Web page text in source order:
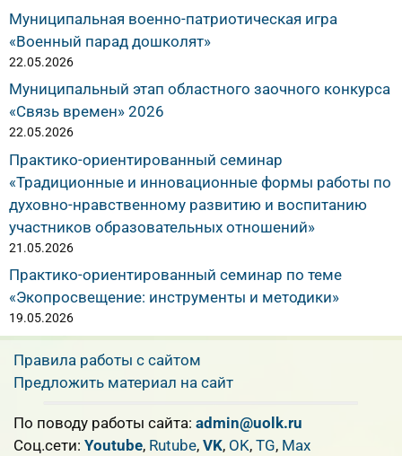
Муниципальная военно-патриотическая игра
«Военный парад дошколят»
22.05.2026
Муниципальный этап областного заочного конкурса
«Связь времен» 2026
22.05.2026
Практико-ориентированный семинар
«Традиционные и инновационные формы работы по
духовно-нравственному развитию и воспитанию
участников образовательных отношений»
21.05.2026
Практико-ориентированный семинар по теме
«Экопросвещение: инструменты и методики»
19.05.2026
Правила работы с сайтом
Предложить материал на сайт
По поводу работы сайта: admin@uolk.ru
Cоц.сети: Youtube, Rutube, VK, OK, TG, Max